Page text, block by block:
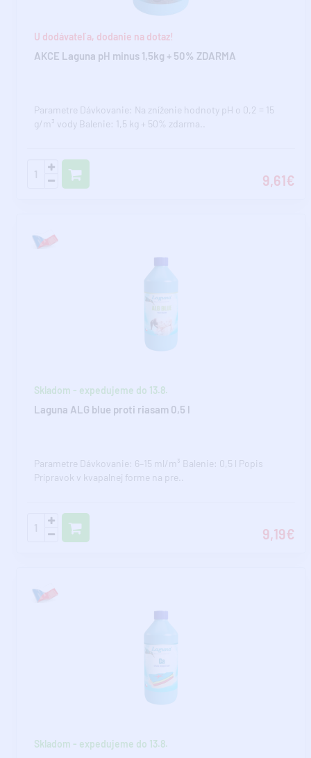
U dodávateľa, dodanie na dotaz!
AKCE Laguna pH minus 1,5kg + 50% ZDARMA
Parametre Dávkovanie: Na zníženie hodnoty pH o 0,2 = 15
g/m³ vody Balenie: 1,5 kg + 50% zdarma..
9,61€
Skladom - expedujeme do 13.8.
Laguna ALG blue proti riasam 0,5 l
Parametre Dávkovanie: 6–15 ml/m³ Balenie: 0,5 l Popis
Prípravok v kvapalnej forme na pre..
9,19€
Skladom - expedujeme do 13.8.